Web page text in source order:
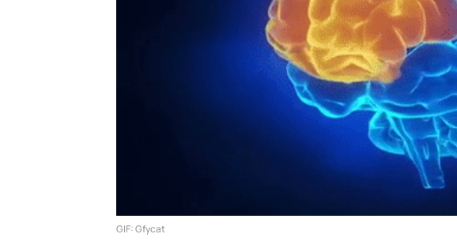
GIF: Gfycat